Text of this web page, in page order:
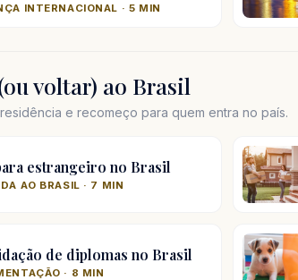
INTERNACIONAL · 5 MIN
voltar) ao Brasil
e recomeço para quem entra no país.
estrangeiro no Brasil
AO BRASIL · 7 MIN
de diplomas no Brasil
· 8 MIN